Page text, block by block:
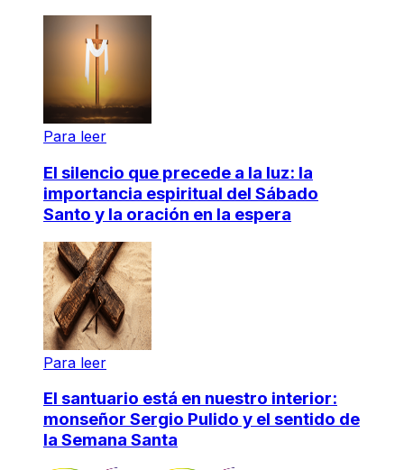
Para leer
El silencio que precede a la luz: la
importancia espiritual del Sábado
Santo y la oración en la espera
Para leer
El santuario está en nuestro interior:
monseñor Sergio Pulido y el sentido de
la Semana Santa